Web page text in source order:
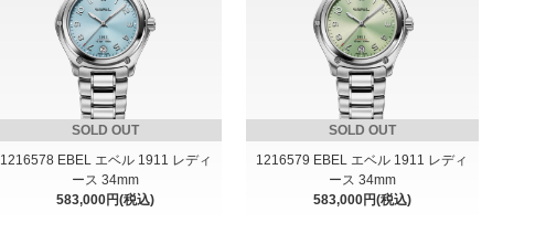
SOLD OUT
1216578 EBEL エベル 1911 レディ
ース 34mm
583,000円(税込)
SOLD OUT
1216579 EBEL エベル 1911 レディ
ース 34mm
583,000円(税込)